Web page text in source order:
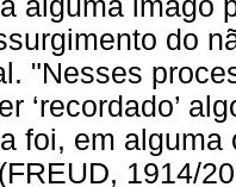
do
"Nesses
‘recordado’
foi, em
1914/